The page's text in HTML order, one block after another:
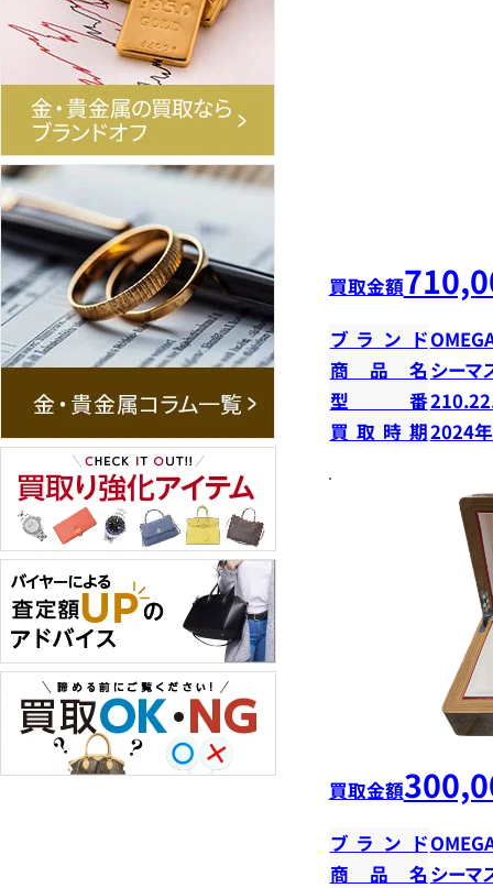
買取金額
ブランド
商品名 シーマ
型番
買取時期2024
買取金額
ブランド
商品名 シーマ